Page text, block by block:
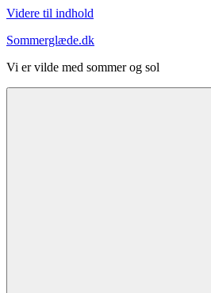
Videre til indhold
Sommerglæde.dk
Vi er vilde med sommer og sol